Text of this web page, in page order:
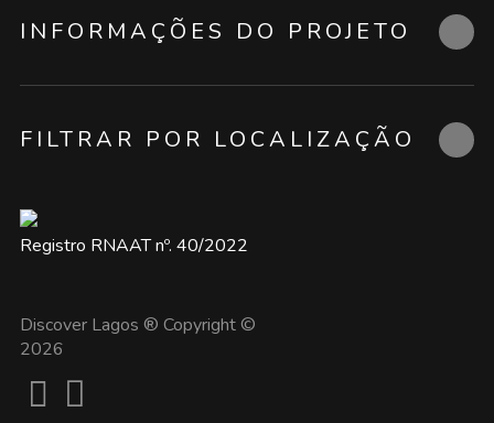
INFORMAÇÕES DO PROJETO
FILTRAR POR LOCALIZAÇÃO
Registro RNAAT nº. 40/2022
Discover Lagos ® Copyright ©
2026